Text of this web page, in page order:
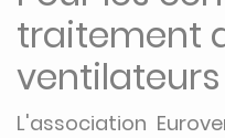
traitement
ventilateurs
L'association